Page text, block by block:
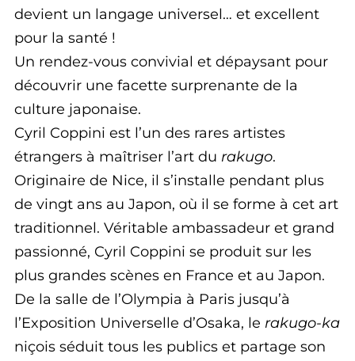
devient un langage universel… et excellent
pour la santé !
Un rendez-vous convivial et dépaysant pour
découvrir une facette surprenante de la
culture japonaise.
Cyril Coppini est l’un des rares artistes
étrangers à maîtriser l’art du rakugo.
Originaire de Nice, il s’installe pendant plus
de vingt ans au Japon, où il se forme à cet art
traditionnel. Véritable ambassadeur et grand
passionné, Cyril Coppini se produit sur les
plus grandes scènes en France et au Japon.
De la salle de l’Olympia à Paris jusqu’à
l’Exposition Universelle d’Osaka, le rakugo-ka
niçois séduit tous les publics et partage son